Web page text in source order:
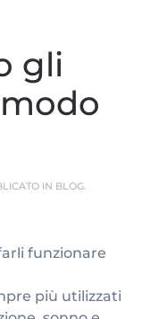
gli
IN BLOG.
funzionare
più utilizzati